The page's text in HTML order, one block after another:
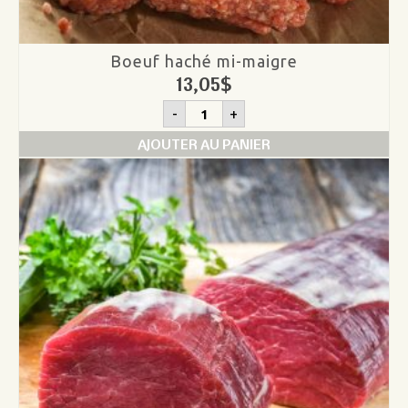
Boeuf haché mi-maigre
13,05$
- quantité
de
Boeuf
haché
mi-
maigre
+
AJOUTER AU PANIER